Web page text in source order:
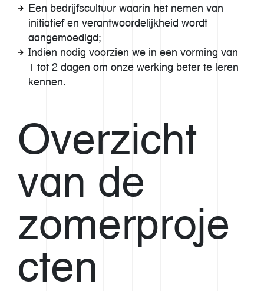
Een bedrijfscultuur waarin het nemen van
initiatief en verantwoordelijkheid wordt
aangemoedigd;
Indien nodig voorzien we in een vorming van
1 tot 2 dagen om onze werking beter te leren
kennen.
Overzicht
van de
zomerproje
cten